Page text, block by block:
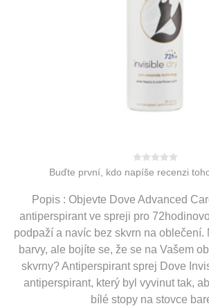
Buďte první, kdo napíše recenzi
Popis : Objevte Dove Advanced
antiperspirant ve spreji pro
podpaží a navíc bez skvrn na oblečení.
barvy, ale bojíte se, že se na Vašem
skvrny? Antiperspirant sprej Dove
antiperspirant, který byl vyvinut tak,
bílé stopy na stovce